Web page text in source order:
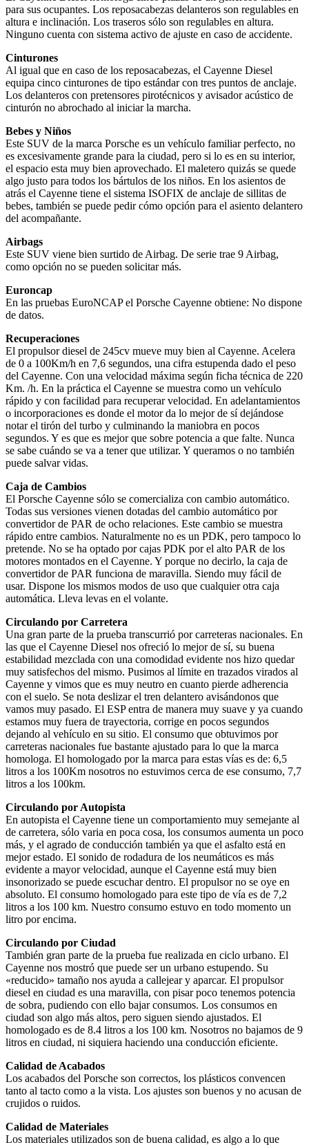
para sus ocupantes. Los reposacabezas delanteros son regulables en
altura e inclinación. Los traseros sólo son regulables en altura.
Ninguno cuenta con sistema activo de ajuste en caso de accidente.
Cinturones
Al igual que en caso de los reposacabezas, el Cayenne Diesel
equipa cinco cinturones de tipo estándar con tres puntos de anclaje.
Los delanteros con pretensores pirotécnicos y avisador acústico de
cinturón no abrochado al iniciar la marcha.
Bebes y Niños
Este SUV de la marca Porsche es un vehículo familiar perfecto, no
es excesivamente grande para la ciudad, pero si lo es en su interior,
el espacio esta muy bien aprovechado. El maletero quizás se quede
algo justo para todos los bártulos de los niños. En los asientos de
atrás el Cayenne tiene el sistema ISOFIX de anclaje de sillitas de
bebes, también se puede pedir cómo opción para el asiento delantero
del acompañante.
Airbags
Este SUV viene bien surtido de Airbag. De serie trae 9 Airbag,
como opción no se pueden solicitar más.
Euroncap
En las pruebas EuroNCAP el Porsche Cayenne obtiene: No dispone
de datos.
Recuperaciones
El propulsor diesel de 245cv mueve muy bien al Cayenne. Acelera
de 0 a 100Km/h en 7,6 segundos, una cifra estupenda dado el peso
del Cayenne. Con una velocidad máxima según ficha técnica de 220
Km. /h. En la práctica el Cayenne se muestra como un vehículo
rápido y con facilidad para recuperar velocidad. En adelantamientos
o incorporaciones es donde el motor da lo mejor de sí dejándose
notar el tirón del turbo y culminando la maniobra en pocos
segundos. Y es que es mejor que sobre potencia a que falte. Nunca
se sabe cuándo se va a tener que utilizar. Y queramos o no también
puede salvar vidas.
Caja de Cambios
El Porsche Cayenne sólo se comercializa con cambio automático.
Todas sus versiones vienen dotadas del cambio automático por
convertidor de PAR de ocho relaciones. Este cambio se muestra
rápido entre cambios. Naturalmente no es un PDK, pero tampoco lo
pretende. No se ha optado por cajas PDK por el alto PAR de los
motores montados en el Cayenne. Y porque no decirlo, la caja de
convertidor de PAR funciona de maravilla. Siendo muy fácil de
usar. Dispone los mismos modos de uso que cualquier otra caja
automática. Lleva levas en el volante.
Circulando por Carretera
Una gran parte de la prueba transcurrió por carreteras nacionales. En
las que el Cayenne Diesel nos ofreció lo mejor de sí, su buena
estabilidad mezclada con una comodidad evidente nos hizo quedar
muy satisfechos del mismo. Pusimos al límite en trazados virados al
Cayenne y vimos que es muy neutro en cuanto pierde adherencia
con el suelo. Se nota deslizar el tren delantero avisándonos que
vamos muy pasado. El ESP entra de manera muy suave y ya cuando
estamos muy fuera de trayectoria, corrige en pocos segundos
dejando al vehículo en su sitio. El consumo que obtuvimos por
carreteras nacionales fue bastante ajustado para lo que la marca
homologa. El homologado por la marca para estas vías es de: 6,5
litros a los 100Km nosotros no estuvimos cerca de ese consumo, 7,7
litros a los 100km.
Circulando por Autopista
En autopista el Cayenne tiene un comportamiento muy semejante al
de carretera, sólo varia en poca cosa, los consumos aumenta un poco
más, y el agrado de conducción también ya que el asfalto está en
mejor estado. El sonido de rodadura de los neumáticos es más
evidente a mayor velocidad, aunque el Cayenne está muy bien
insonorizado se puede escuchar dentro. El propulsor no se oye en
absoluto. El consumo homologado para este tipo de vía es de 7,2
litros a los 100 km. Nuestro consumo estuvo en todo momento un
litro por encima.
Circulando por Ciudad
También gran parte de la prueba fue realizada en ciclo urbano. El
Cayenne nos mostró que puede ser un urbano estupendo. Su
«reducido» tamaño nos ayuda a callejear y aparcar. El propulsor
diesel en ciudad es una maravilla, con pisar poco tenemos potencia
de sobra, pudiendo con ello bajar consumos. Los consumos en
ciudad son algo más altos, pero siguen siendo ajustados. El
homologado es de 8.4 litros a los 100 km. Nosotros no bajamos de 9
litros en ciudad, ni siquiera haciendo una conducción eficiente.
Calidad de Acabados
Los acabados del Porsche son correctos, los plásticos convencen
tanto al tacto como a la vista. Los ajustes son buenos y no acusan de
crujidos o ruidos.
Calidad de Materiales
Los materiales utilizados son de buena calidad, es algo a lo que